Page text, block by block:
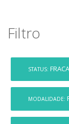
Filtro
STATUS:
MODALIDADE: